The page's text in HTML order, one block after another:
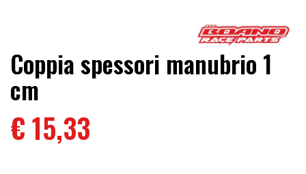
Coppia spessori manubrio 1
cm
€ 15,33